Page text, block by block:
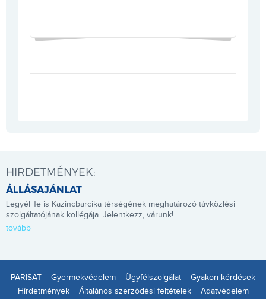
HIRDETMÉNYEK:
ÁLLÁSAJÁNLAT
Legyél Te is Kazincbarcika térségének meghatározó távközlési
szolgáltatójának kollégája. Jelentkezz, várunk!
tovább
PARISAT Gyermekvédelem Ügyfélszolgálat
Gyakori kérdések
Hírdetmények
Általános szerződési feltételek Adatvédelem